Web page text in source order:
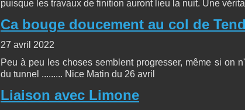
puisque les travaux de finition auront lieu la nuit. Une
Ca bouge doucement au col de
27 avril 2022
Peu à peu les choses semblent progresser, même si on
du tunnel ......... Nice Matin du 26 avril
Liaison avec Limone